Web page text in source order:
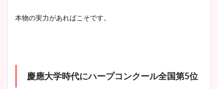
本物の実力があればこそです。
慶應大学時代にハープコンクール全国第5位